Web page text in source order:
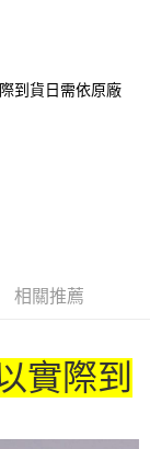
到貨日需依原廠
相關推薦
實際到